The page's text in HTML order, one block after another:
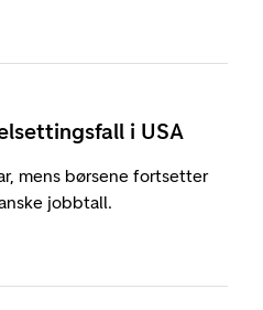
i USA
mens børsene fortsetter
jobbtall.